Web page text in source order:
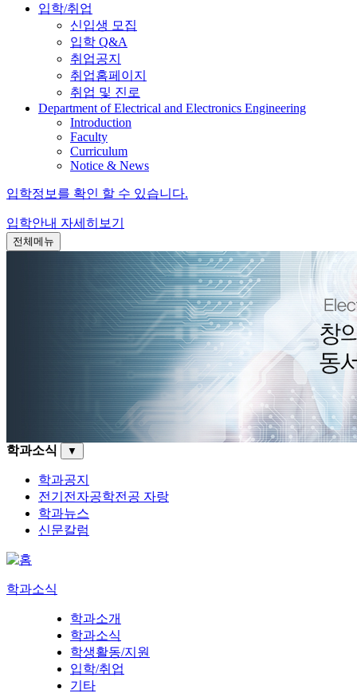
입학/취업
신입생 모집
입학 Q&A
취업공지
취업홈페이지
취업 및 진로
Department of Electrical and Electronics Engineering
Introduction
Faculty
Curriculum
Notice & News
입학정보를 확인 할 수 있습니다.
입학안내 자세히보기
전체메뉴
학과소식 ▼
학과공지
전기전자공학전공 자랑
학과뉴스
신문칼럼
학과소식
학과소개
학과소식
학생활동/지원
입학/취업
기타